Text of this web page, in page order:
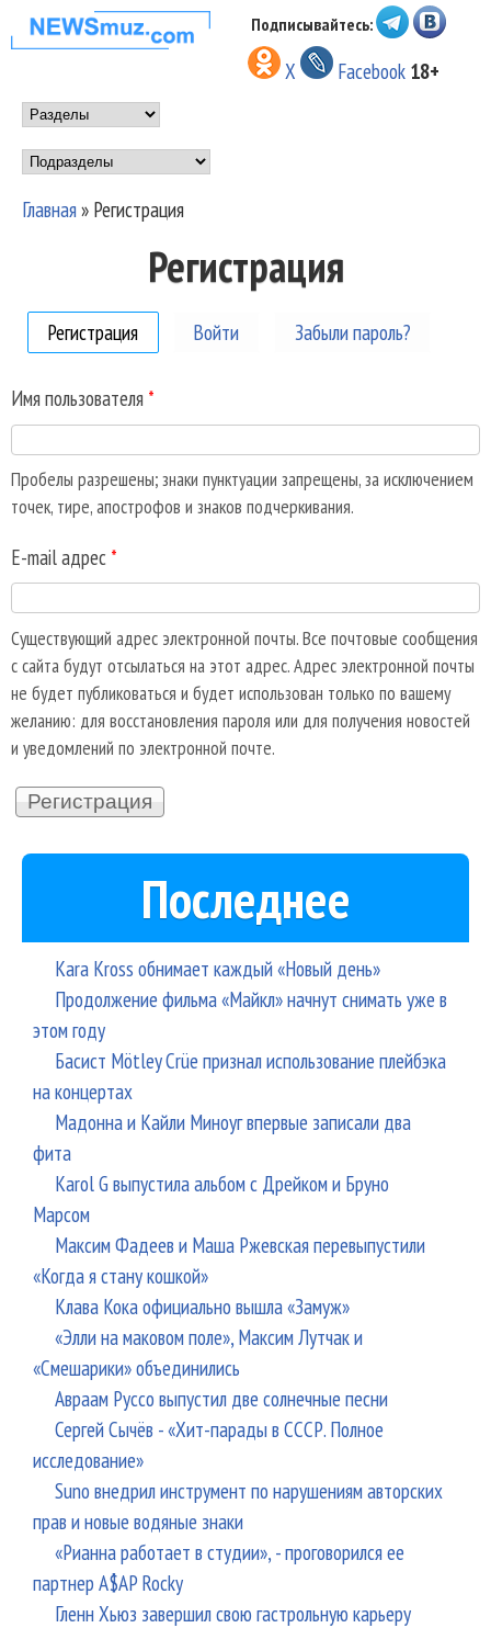
Перейти к основному
содержанию
НОВОСТИ
МУЗЫКИ И
ШОУ БИЗНЕСА
NEWSMUZ.COM
Подписывайтесь:
X Facebook 18+
Main menu
Подразделы
Главная» Регистрация
Регистрация
Регистрация (активная вкладка)
Войти Забыли пароль?
Имя пользователя *
Пробелы разрешены; знаки пунктуации запрещены, за исключением
точек, тире, апострофов и знаков подчеркивания.
E-mail адрес *
Существующий адрес электронной почты. Все почтовые сообщения
с сайта будут отсылаться на этот адрес. Адрес электронной почты
не будет публиковаться и будет использован только по вашему
желанию: для восстановления пароля или для получения новостей
и уведомлений по электронной почте.
Последнее
Kara Kross обнимает каждый «Новый день»
Продолжение фильма «Майкл» начнут снимать уже в
этом году
Басист Mötley Crüe признал использование плейбэка
на концертах
Мадонна и Кайли Миноуг впервые записали два
фита
Karol G выпустила альбом с Дрейком и Бруно
Марсом
Максим Фадеев и Маша Ржевская перевыпустили
«Когда я стану кошкой»
Клава Кока официально вышла «Замуж»
«Элли на маковом поле», Максим Лутчак и
«Смешарики» объединились
Авраам Руссо выпустил две солнечные песни
Сергей Сычёв - «Хит-парады в СССР. Полное
исследование»
Suno внедрил инструмент по нарушениям авторских
прав и новые водяные знаки
«Рианна работает в студии», - проговорился ее
партнер A$AP Rocky
Гленн Хьюз завершил свою гастрольную карьеру